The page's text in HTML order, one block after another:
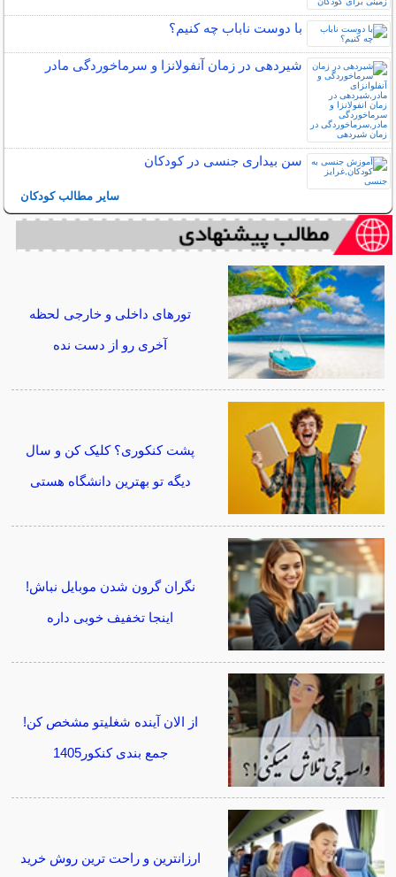
با دوست ناباب چه کنیم؟
شیردهی در زمان آنفولانزا و سرماخوردگی مادر
سن بیداری جنسی در کودکان
سایر مطالب کودکان
تورهای داخلی و خارجی لحظه
آخری رو از دست نده
پشت کنکوری؟ کلیک کن و سال
دیگه تو بهترین دانشگاه هستی
نگران گرون شدن موبایل نباش!
اینجا تخفیف خوبی داره
از الان آینده شغلیتو مشخص کن!
جمع بندی کنکور1405
ارزانترین و راحت ترین روش خرید